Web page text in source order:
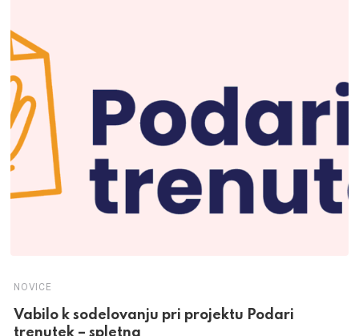
NOVICE
Vabilo k sodelovanju pri projektu Podari
trenutek – spletna